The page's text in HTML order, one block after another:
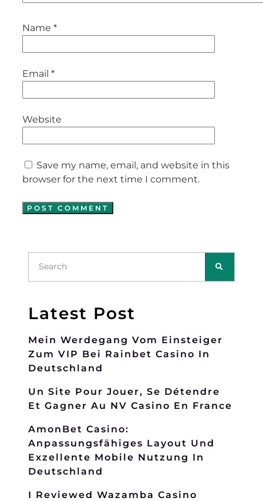
Latest Post
Mein Werdegang Vom Einsteiger
Zum VIP Bei Rainbet Casino In
Deutschland
Un Site Pour Jouer, Se Détendre
Et Gagner Au NV Casino En France
AmonBet Casino:
Anpassungsfähiges Layout Und
Exzellente Mobile Nutzung In
Deutschland
I Reviewed Wazamba Casino
Name *
Email *
Website
Save my name, email, and website in this
browser for the next time I comment.